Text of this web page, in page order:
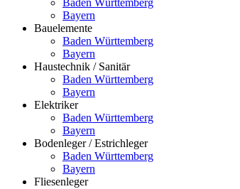
Baden Württemberg
Bayern
Bauelemente
Baden Württemberg
Bayern
Haustechnik / Sanitär
Baden Württemberg
Bayern
Elektriker
Baden Württemberg
Bayern
Bodenleger / Estrichleger
Baden Württemberg
Bayern
Fliesenleger